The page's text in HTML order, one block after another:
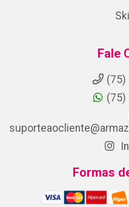
Fale
(75)
(75)
Formas